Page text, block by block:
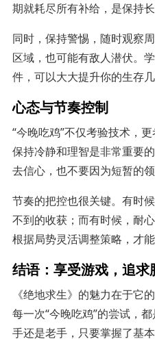
期就耗尽所有补给，是保持长
同时，保持警惕，随时观察
区域，也可能有敌人潜伏。
件，可以大大提升你的生存几
心态与节奏控制
“今晚吃鸡”不仅考验技术，
保持冷静和理智是非常重要
去信心，也不要因为短暂的领
节奏的把控也很关键。有时
不到的收获；而有时候，耐
根据局势灵活调整策略，才
结语：享受游戏，追求
《绝地求生》的魅力在于它
每一次“今晚吃鸡”的尝试，
手还是老手，只要掌握了基